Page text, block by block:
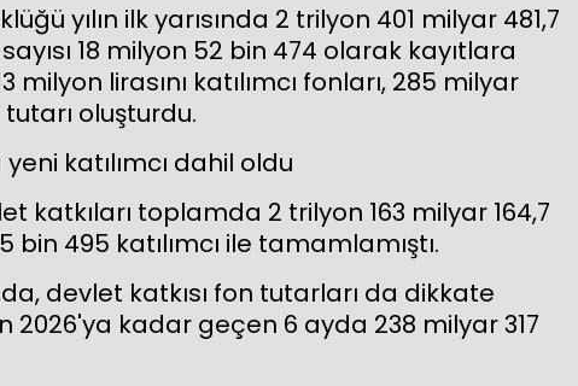
yılın ilk yarısında 2 trilyon 401 milyar 481,7
18 milyon 52 bin 474 olarak kayıtlara
lirasını katılımcı fonları, 285 milyar
tutarı oluşturdu.
yeni katılımcı dahil oldu
katkıları toplamda 2 trilyon 163 milyar 164,7
495 katılımcı ile tamamlamıştı.
devlet katkısı fon tutarları da dikkate
2026'ya kadar geçen 6 ayda 238 milyar 317